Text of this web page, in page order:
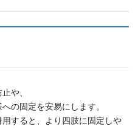
や、
の固定を安易にします。
すると、より四肢に固定しや